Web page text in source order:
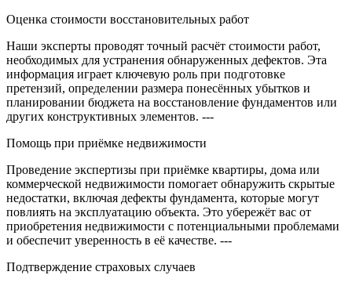
Оценка стоимости восстановительных работ
Наши эксперты проводят точный расчёт стоимости работ,
необходимых для устранения обнаруженных дефектов. Эта
информация играет ключевую роль при подготовке
претензий, определении размера понесённых убытков и
планировании бюджета на восстановление фундаментов или
других конструктивных элементов. ---
Помощь при приёмке недвижимости
Проведение экспертизы при приёмке квартиры, дома или
коммерческой недвижимости помогает обнаружить скрытые
недостатки, включая дефекты фундамента, которые могут
повлиять на эксплуатацию объекта. Это убережёт вас от
приобретения недвижимости с потенциальными проблемами
и обеспечит уверенность в её качестве. ---
Подтверждение страховых случаев